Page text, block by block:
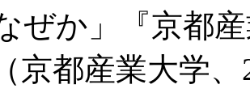
ぜか」『京都
京都産業大学